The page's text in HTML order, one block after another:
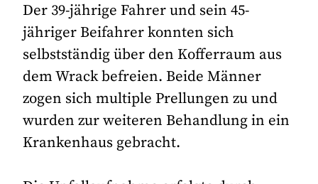
Der 39-jährige Fahrer und sein 45-
jähriger Beifahrer konnten sich
selbstständig über den Kofferraum aus
dem Wrack befreien. Beide Männer
zogen sich multiple Prellungen zu und
wurden zur weiteren Behandlung in ein
Krankenhaus gebracht.